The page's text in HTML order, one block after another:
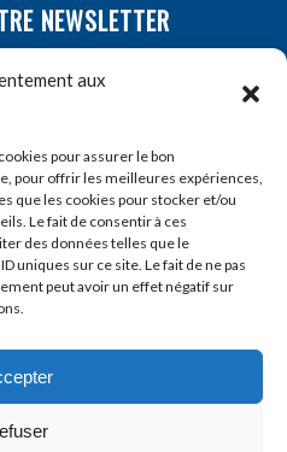
aux
pour assurer le bon
pour offrir les meilleures expériences,
que les cookies pour stocker et/ou
Le fait de consentir à ces
des données telles que le
uniques sur ce site. Le fait de ne pas
peut avoir un effet négatif sur
NEWSLETTER